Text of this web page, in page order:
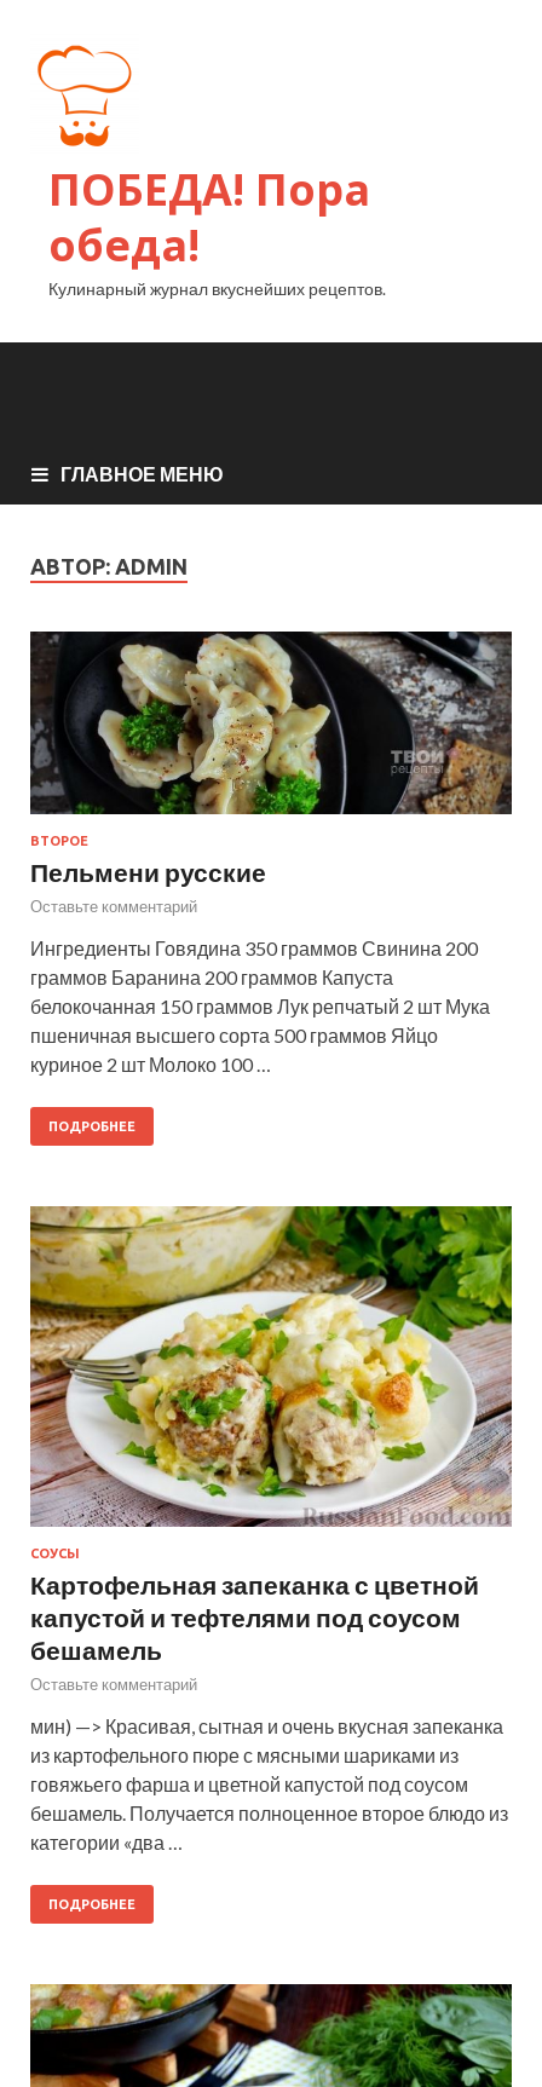
ПОБЕДА! Пора
обеда!
Кулинарный журнал вкуснейших рецептов.
ГЛАВНОЕ МЕНЮ
АВТОР: ADMIN
ВТОРОЕ
Пельмени русские
Оставьте комментарий
Ингредиенты Говядина 350 граммов Свинина 200
граммов Баранина 200 граммов Капуста
белокочанная 150 граммов Лук репчатый 2 шт Мука
пшеничная высшего сорта 500 граммов Яйцо
куриное 2 шт Молоко 100 …
ПОДРОБНЕЕ
СОУСЫ
Картофельная запеканка с цветной
капустой и тефтелями под соусом
бешамель
Оставьте комментарий
мин) —> Красивая, сытная и очень вкусная запеканка
из картофельного пюре с мясными шариками из
говяжьего фарша и цветной капустой под соусом
бешамель. Получается полноценное второе блюдо из
категории «два …
ПОДРОБНЕЕ